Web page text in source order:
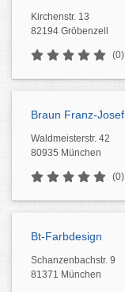
Kirchenstr. 13
82194 Gröbenzell
(0)
Braun Franz-Josef
Waldmeisterstr. 42
80935 München
(0)
Bt-Farbdesign
Schanzenbachstr. 9
81371 München